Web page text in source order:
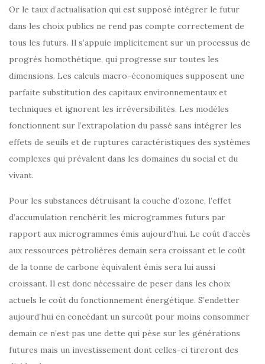
Or le taux d’actualisation qui est supposé intégrer le futur
dans les choix publics ne rend pas compte correctement de
tous les futurs. Il s’appuie implicitement sur un processus de
progrès homothétique, qui progresse sur toutes les
dimensions. Les calculs macro-économiques supposent une
parfaite substitution des capitaux environnementaux et
techniques et ignorent les irréversibilités. Les modèles
fonctionnent sur l’extrapolation du passé sans intégrer les
effets de seuils et de ruptures caractéristiques des systèmes
complexes qui prévalent dans les domaines du social et du
vivant.
Pour les substances détruisant la couche d’ozone, l’effet
d’accumulation renchérit les microgrammes futurs par
rapport aux microgrammes émis aujourd’hui. Le coût d’accès
aux ressources pétrolières demain sera croissant et le coût
de la tonne de carbone équivalent émis sera lui aussi
croissant. Il est donc nécessaire de peser dans les choix
actuels le coût du fonctionnement énergétique. S’endetter
aujourd’hui en concédant un surcoût pour moins consommer
demain ce n’est pas une dette qui pèse sur les générations
futures mais un investissement dont celles-ci tireront des